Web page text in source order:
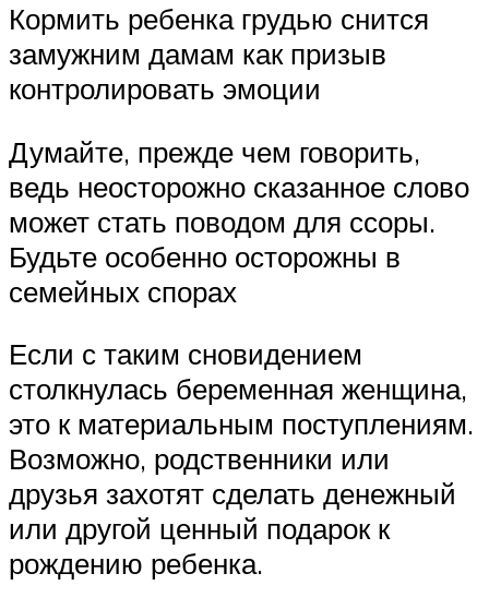
Кормить ребенка грудью снится
замужним дамам как призыв
контролировать эмоции
Думайте, прежде чем говорить,
ведь неосторожно сказанное слово
может стать поводом для ссоры.
Будьте особенно осторожны в
семейных спорах
Если с таким сновидением
столкнулась беременная женщина,
это к материальным поступлениям.
Возможно, родственники или
друзья захотят сделать денежный
или другой ценный подарок к
рождению ребенка.